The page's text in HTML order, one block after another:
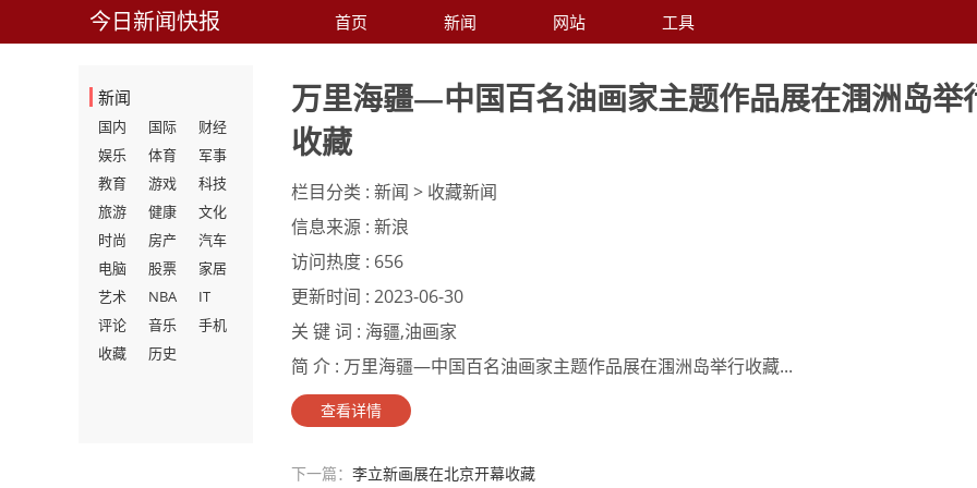
今日新闻快报 首页 新闻 网站 工具
新闻
国内 国际
财经
娱乐
体育
军事
教育
游戏
科技
旅游
健康
文化
时尚
房产
汽车
电脑
股票
家居
艺术
NBA
IT
评论
音乐
手机
收藏
历史
万里海疆—中国百名油画家主题作品展在涠洲岛举
收藏
栏目分类 : 新闻 > 收藏新闻
信息来源 : 新浪
访问热度 : 656
更新时间 : 2023-06-30
关 键 词 : 海疆,油画家
简 介 : 万里海疆—中国百名油画家主题作品展在涠洲岛举行收藏...
查看详情
下一篇： 李立新画展在北京开幕收藏